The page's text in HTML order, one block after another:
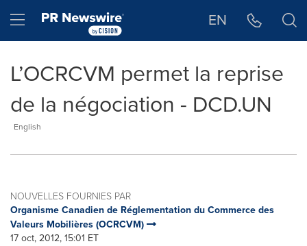
Hamburger menu EN
L’OCRCVM permet la reprise
de la négociation - DCD.UN
English
NOUVELLES FOURNIES PAR
Organisme Canadien de Réglementation du Commerce des
Valeurs Mobilières (OCRCVM)
17 oct, 2012, 15:01 ET